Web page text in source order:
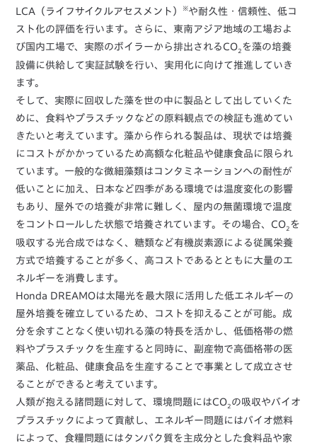
LCA（ライフサイクルアセスメント） ※や耐久性・信頼性、低コ
スト化の評価を行います。さらに、東南アジア地域の工場およ
び国内工場で、実際のボイラーから排出されるCO2 を藻の培養
設備に供給して実証試験を行い、実用化に向けて推進していき
ます。
そして、実際に回収した藻を世の中に製品として出していくた
めに、食料やプラスチックなどの原料観点での検証も進めてい
きたいと考えています。藻から作られる製品は、現状では培養
にコストがかかっているため高額な化粧品や健康食品に限られ
ています。一般的な微細藻類はコンタミネーションへの耐性が
低いことに加え、日本など四季がある環境では温度変化の影響
もあり、屋外での培養が非常に難しく、屋内の無菌環境で温度
をコントロールした状態で培養されています。その場合、CO2 を
吸収する光合成ではなく、糖類など有機炭素源による従属栄養
方式で培養することが多く、高コストであるとともに大量のエ
ネルギーを消費します。
Honda DREAMOは太陽光を最大限に活用した低エネルギーの
屋外培養を確立しているため、コストを抑えることが可能。成
分を余すことなく使い切れる藻の特長を活かし、低価格帯の燃
料やプラスチックを生産すると同時に、副産物で高価格帯の医
薬品、化粧品、健康食品を生産することで事業として成立させ
ることができると考えています。
人類が抱える諸問題に対して、環境問題にはCO2 の吸収やバイオ
プラスチックによって貢献し、エネルギー問題にはバイオ燃料
によって、食糧問題にはタンパク質を主成分とした食料品や家